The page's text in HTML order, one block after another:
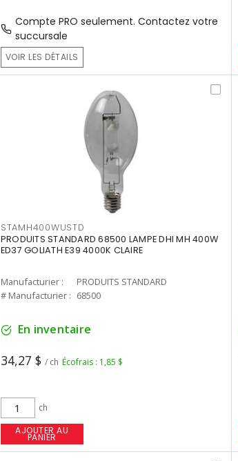
Compte PRO seulement. Contactez votre
succursale
VOIR LES DÉTAILS
STAMH400WUSTD
PRODUITS STANDARD 68500 LAMPE DHI MH 400W
ED37 GOLIATH E39 4000K CLAIRE
Manufacturier :
PRODUITS STANDARD
# Manufacturier : 68500
En inventaire
34,27 $ / ch Écofrais : 1,85 $
ch
AJOUTER AU
PANIER